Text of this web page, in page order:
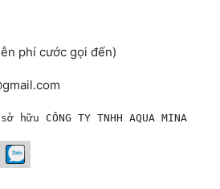
phí cước gọi đến)
CÔNG TY TNHH AQUA MINA